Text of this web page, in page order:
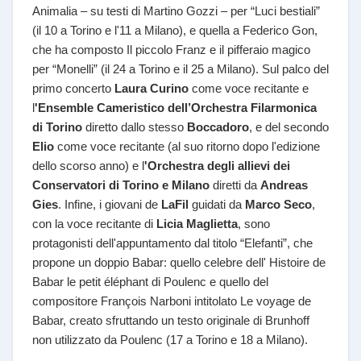
Animalia – su testi di Martino Gozzi – per “Luci bestiali”
(il 10 a Torino e l'11 a Milano), e quella a Federico Gon,
che ha composto Il piccolo Franz e il pifferaio magico
per “Monelli” (il 24 a Torino e il 25 a Milano). Sul palco del
primo concerto Laura Curino come voce recitante e
l'Ensemble Cameristico dell’Orchestra Filarmonica
di Torino diretto dallo stesso Boccadoro, e del secondo
Elio come voce recitante (al suo ritorno dopo l'edizione
dello scorso anno) e l'Orchestra degli allievi dei
Conservatori di Torino e Milano diretti da Andreas
Gies. Infine, i giovani de LaFil guidati da Marco Seco,
con la voce recitante di Licia Maglietta, sono
protagonisti dell'appuntamento dal titolo “Elefanti”, che
propone un doppio Babar: quello celebre dell' Histoire de
Babar le petit éléphant di Poulenc e quello del
compositore François Narboni intitolato Le voyage de
Babar, creato sfruttando un testo originale di Brunhoff
non utilizzato da Poulenc (17 a Torino e 18 a Milano).